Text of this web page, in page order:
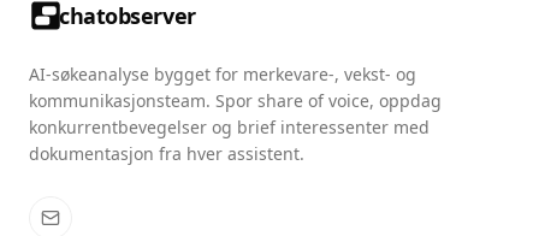
chatobserver
AI-søkeanalyse bygget for merkevare-, vekst- og
kommunikasjonsteam. Spor share of voice, oppdag
konkurrentbevegelser og brief interessenter med
dokumentasjon fra hver assistent.